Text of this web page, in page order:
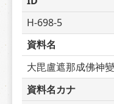
H-698-5
資料名
大毘盧遮那成佛神
資料名カナ